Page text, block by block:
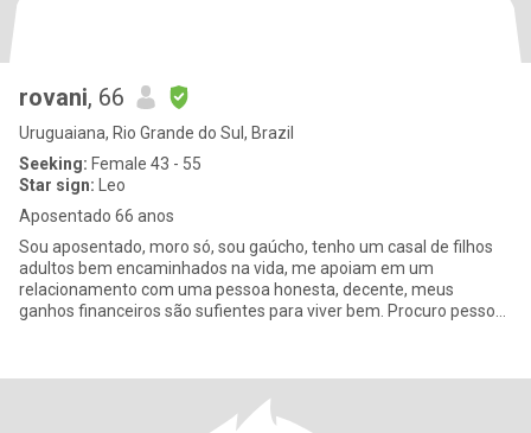
rovani, 66
Uruguaiana, Rio Grande do Sul, Brazil
Seeking: Female 43 - 55
Star sign: Leo
Aposentado 66 anos
Sou aposentado, moro só, sou gaúcho, tenho um casal de filhos
adultos bem encaminhados na vida, me apoiam em um
relacionamento com uma pessoa honesta, decente, meus
ganhos financeiros são sufientes para viver bem. Procuro pessoa